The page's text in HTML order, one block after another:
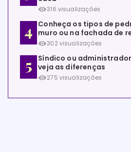
316 visualizações
Conheça os tipos de
muro ou na fachada de
302 visualizações
Síndico ou
veja as diferenças
275 visualizações